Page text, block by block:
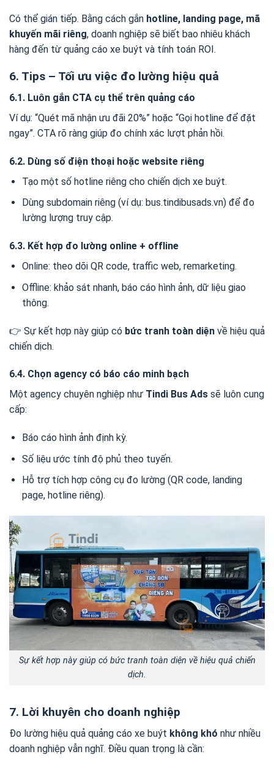
Có thể gián tiếp. Bằng cách gắn hotline, landing page, mã
khuyến mãi riêng, doanh nghiệp sẽ biết bao nhiêu khách
hàng đến từ quảng cáo xe buýt và tính toán ROI.
6. Tips – Tối ưu việc đo lường hiệu quả
6.1. Luôn gắn CTA cụ thể trên quảng cáo
Ví dụ: “Quét mã nhận ưu đãi 20%” hoặc “Gọi hotline để đặt
ngay”. CTA rõ ràng giúp đo chính xác lượt phản hồi.
6.2. Dùng số điện thoại hoặc website riêng
Tạo một số hotline riêng cho chiến dịch xe buýt.
Dùng subdomain riêng (ví dụ: bus.tindibusads.vn) để đo
lường lượng truy cập.
6.3. Kết hợp đo lường online + offline
Online: theo dõi QR code, traffic web, remarketing.
Offline: khảo sát nhanh, báo cáo hình ảnh, dữ liệu giao
thông.
👉 Sự kết hợp này giúp có bức tranh toàn diện về hiệu quả
chiến dịch.
6.4. Chọn agency có báo cáo minh bạch
Một agency chuyên nghiệp như Tindi Bus Ads sẽ luôn cung
cấp:
Báo cáo hình ảnh định kỳ.
Số liệu ước tính độ phủ theo tuyến.
Hỗ trợ tích hợp công cụ đo lường (QR code, landing
page, hotline riêng).
Sự kết hợp này giúp có bức tranh toàn diện về hiệu quả chiến
dịch.
7. Lời khuyên cho doanh nghiệp
Đo lường hiệu quả quảng cáo xe buýt không khó như nhiều
doanh nghiệp vẫn nghĩ. Điều quan trọng là cần: